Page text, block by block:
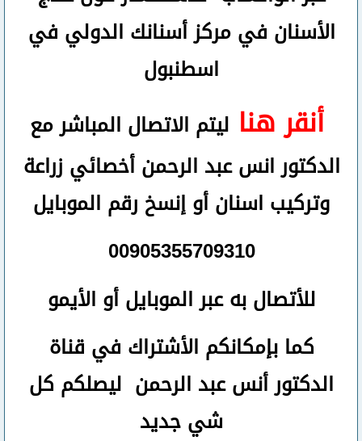
الأسنان في مركز أسنانك الدولي في
اسطنبول
أنقر هنا ليتم الاتصال المباشر مع
الدكتور انس عبد الرحمن أخصائي زراعة
وتركيب اسنانأوإنسخ رقم الموبايل
00905355709310
للأتصالبه عبر الموبايل أو الأيمو
كما بإمكانكم الأشتراك في قناة
الدكتور أنس عبد الرحمن ليصلكم كل
شي جديد